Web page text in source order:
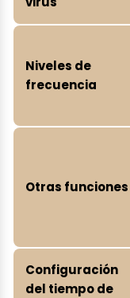
Niveles de
frecuencia
Otras funciones
Configuración
del tiempo de